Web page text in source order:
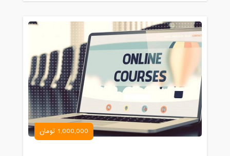
1,000,000 تومان